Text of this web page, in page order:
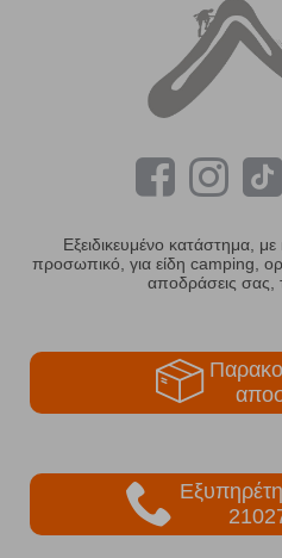
Εξειδικευμένο κατάστημα,
προσωπικό, για είδη camping,
αποδράσεις σας,